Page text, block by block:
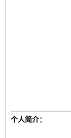
个人简介：